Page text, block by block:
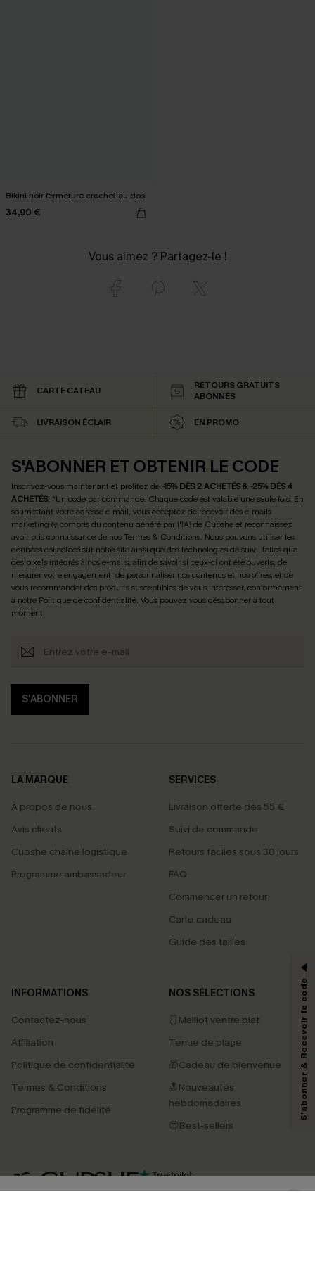
Bikini noir fermeture crochet au dos
34,90 €
Vous aimez ? Partagez-le !
CARTE CATEAU
RETOURS GRATUITS
ABONNÉS
LIVRAISON ÉCLAIR EN PROMO
S'ABONNER ET OBTENIR LE CODE
Inscrivez-vous maintenant et profitez de -15% DÈS 2 ACHETÉS & -25% DÈS 4
ACHETÉS! *Un code par commande. Chaque code est valable une seule fois. En
soumettant votre adresse e-mail, vous acceptez de recevoir des e-mails
marketing (y compris du contenu généré par l'IA) de Cupshe et reconnaissez
avoir pris connaissance de nosTermes & Conditions. Nous pouvons utiliser les
données collectées sur notre site ainsi que des technologies de suivi, telles que
des pixels intégrés à nos e-mails, afin de savoir si ceux-ci ont été ouverts, de
mesurer votre engagement, de personnaliser nos contenus et nos offres, et de
vous recommander des produits susceptibles de vous intéresser, conformément
à notre Politique de confidentialité. Vous pouvez vous désabonner à tout
moment.
S'ABONNER
LA MARQUE
À propos de nous
Avis clients
Cupshe chaîne logistique
Programme ambassadeur
SERVICES
Livraison offerte dès 55 €
Suivi de commande
Retours faciles sous 30 jours
FAQ
Commencer un retour
Carte cadeau
Guide des tailles
INFORMATIONS
Contactez-nous
Affiliation
Politique de confidentialité
Termes & Conditions
Programme de fidélité
NOS SÉLECTIONS
🩱Maillot ventre plat
Tenue de plage
🎁Cadeau de bienvenue
🔝Nouveautés
hebdomadaires
😍Best-sellers
4.4
PROFITEZ DE -15%
marketing (y compris du contenu généré par l'IA) de Cupshe et
pouvons utiliser les données collectées sur notre site ainsi que des
savoir si ceux-ci ont été ouverts, de mesurer votre engagement, de
personnaliser nos contenus et nos offres, et de vous recommander des
produits susceptibles de vous intéresser, conformément à notre
Politique de
. Vous pouvez vous désabonner à tout moment.
S'abonner & Recevoir le code